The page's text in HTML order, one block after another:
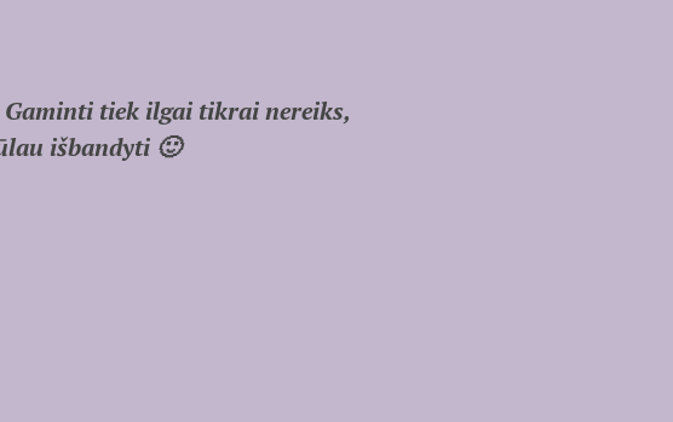
tiek ilgai tikrai nereiks,
išbandyti 🙂